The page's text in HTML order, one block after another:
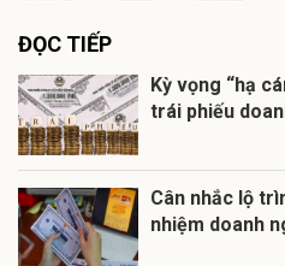
ĐỌC TIẾP
Kỳ vọng “hạ
trái phiếu
Cân nhắc lộ
nhiệm doanh